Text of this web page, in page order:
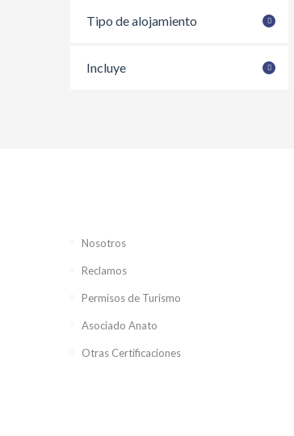
Tipo de alojamiento
Incluye
Nosotros
Reclamos
Permisos de Turismo
Asociado Anato
Otras Certificaciones